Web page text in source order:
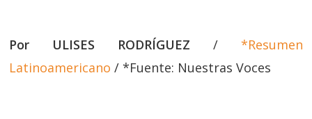
Por ULISES RODRÍGUEZ / *Resumen
Latinoamericano / *Fuente: Nuestras Voces